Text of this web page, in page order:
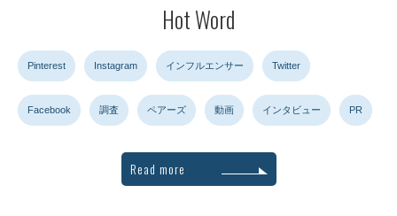
Hot Word
Pinterest Instagram インフルエンサー Twitter
Facebook 調査 ペアーズ 動画 インタビュー PR
Read more